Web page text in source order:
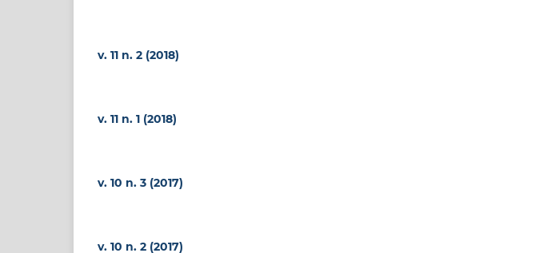
v. 11 n. 2 (2018)
v. 11 n. 1 (2018)
v. 10 n. 3 (2017)
v. 10 n. 2 (2017)